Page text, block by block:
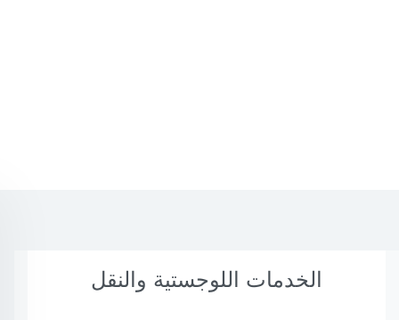
الخدمات اللوجستية والنقل